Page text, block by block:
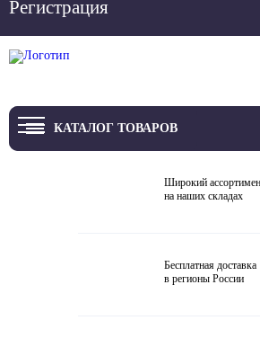
Регистрация
Вход
КАТАЛОГ ТОВАРОВ
Широкий
на наших складах
Бесплатная доставка
в регионы России